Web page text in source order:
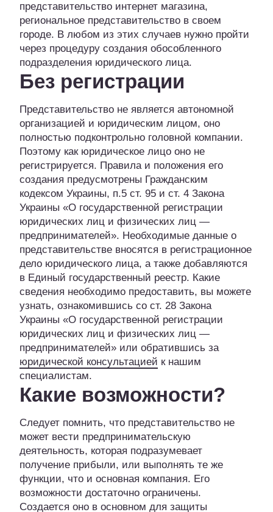
представительство интернет магазина,
региональное представительство в своем
городе. В любом из этих случаев нужно пройти
через процедуру создания обособленного
подразделения юридического лица.
Без регистрации
Представительство не является автономной
организацией и юридическим лицом, оно
полностью подконтрольно головной компании.
Поэтому как юридическое лицо оно не
регистрируется. Правила и положения его
создания предусмотрены Гражданским
кодексом Украины, п.5 ст. 95 и ст. 4 Закона
Украины «О государственной регистрации
юридических лиц и физических лиц —
предпринимателей». Необходимые данные о
представительстве вносятся в регистрационное
дело юридического лица, а также добавляются
в Единый государственный реестр. Какие
сведения необходимо предоставить, вы можете
узнать, ознакомившись со ст. 28 Закона
Украины «О государственной регистрации
юридических лиц и физических лиц —
предпринимателей» или обратившись за
юридической консультацией к нашим
специалистам.
Какие возможности?
Следует помнить, что представительство не
может вести предпринимательскую
деятельность, которая подразумевает
получение прибыли, или выполнять те же
функции, что и основная компания. Его
возможности достаточно ограничены.
Создается оно в основном для защиты